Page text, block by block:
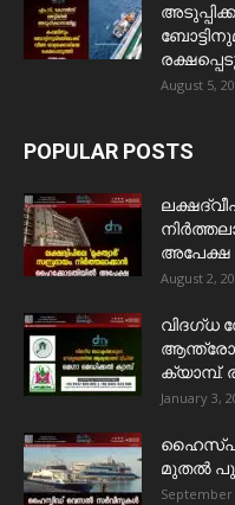
August 5,
POPULAR POSTS
അപേക്ഷ
August 2,
വിദഗ്ധ
ക്യാമ്പ്.
January 3,
മുതൽ
September